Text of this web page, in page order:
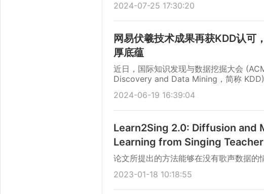
Interior-point Hyperelasticity》成功入选
佛市，在SIGGRAPH 2024大会上亲述报
2024-07-25 17:30:20
网易伏羲技术成果再获KDD认可
厚底蕴
近日，国际知识发现与数据挖掘大会
Discovery and Data Mining，简称
涉及可解释性、在线营销、组合优化、主
领域带来了新的亮点。
2024-06-19 16:39:04
Learn2Sing 2.0: Diffusion and
Learning from Singing Teacher
论文所提出的方法能够在没有歌声数据的
2023-01-18 10:18:55